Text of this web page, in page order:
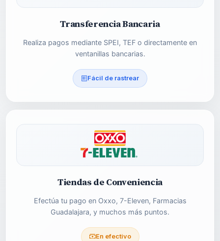
Transferencia Bancaria
Realiza pagos mediante SPEI, TEF o directamente en
ventanillas bancarias.
Fácil de rastrear
Tiendas de Conveniencia
Efectúa tu pago en Oxxo, 7-Eleven, Farmacias
Guadalajara, y muchos más puntos.
En efectivo